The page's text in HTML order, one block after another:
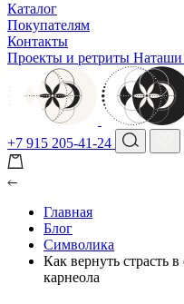
Каталог
Покупателям
Контакты
Проекты и ретриты Наташи
+7 915 205-41-24
Главная
Блог
Символика
Как вернуть страсть
карнеола